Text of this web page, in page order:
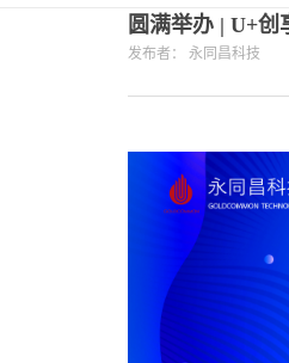
圆满举办 | U+
发布者： 永同昌科技